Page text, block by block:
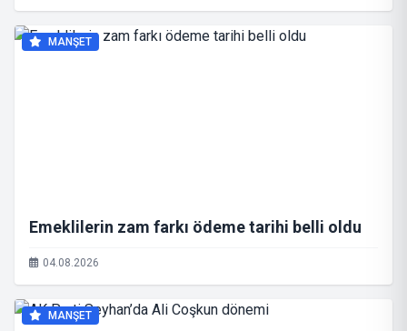
MANŞET
Emeklilerin zam farkı ödeme tarihi belli oldu
04.08.2026
MANŞET